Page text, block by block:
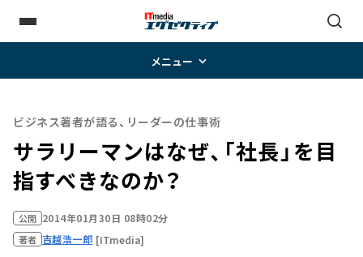
メニュー
ビジネス著者が語る、リーダーの仕事術
サラリーマンはなぜ、「社長」を目
指すべきなのか？
公開 2014年01月30日 08時02分
著者 吉越浩一郎 [ITmedia]